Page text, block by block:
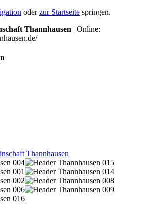
oderzur Startseite springen.
Thannhausen | Online: